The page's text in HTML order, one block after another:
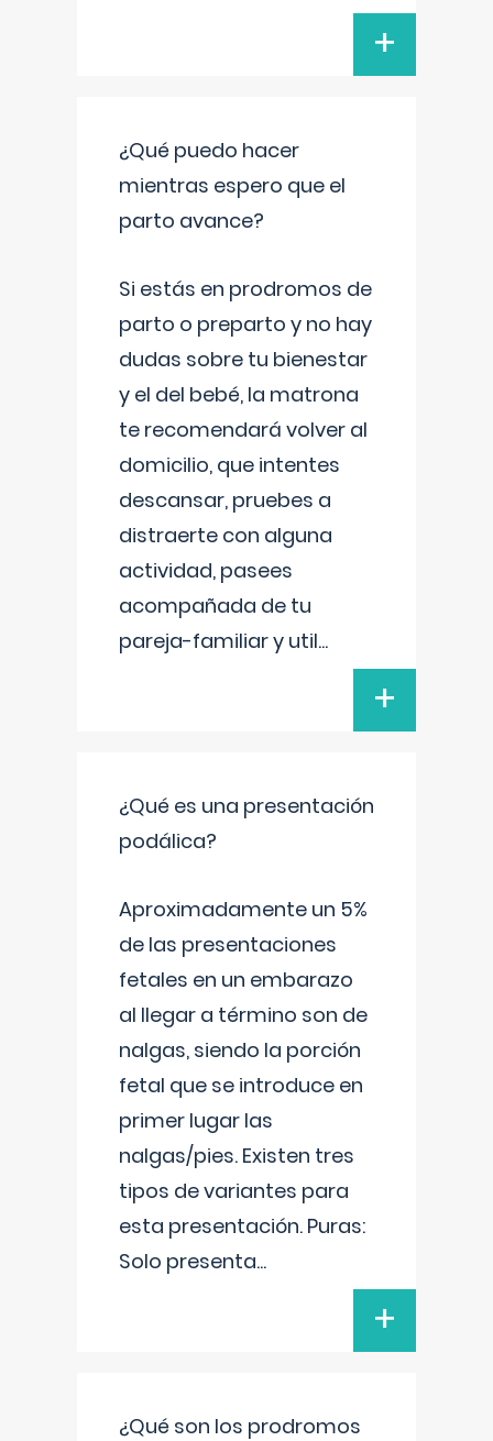
+
¿Qué puedo hacer
mientras espero que el
parto avance?
Si estás en prodromos de
parto o preparto y no hay
dudas sobre tu bienestar
y el del bebé, la matrona
te recomendará volver al
domicilio, que intentes
descansar, pruebes a
distraerte con alguna
actividad, pasees
acompañada de tu
pareja-familiar y util...
+
¿Qué es una presentación
podálica?
Aproximadamente un 5%
de las presentaciones
fetales en un embarazo
al llegar a término son de
nalgas, siendo la porción
fetal que se introduce en
primer lugar las
nalgas/pies. Existen tres
tipos de variantes para
esta presentación. Puras:
Solo presenta...
+
¿Qué son los prodromos